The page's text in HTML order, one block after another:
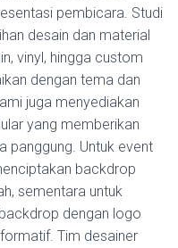
pembicara. Studi
desain dan material
vinyl, hingga custom
dengan tema dan
juga menyediakan
yang memberikan
panggung. Untuk event
backdrop
sementara untuk
dengan logo
Tim desainer